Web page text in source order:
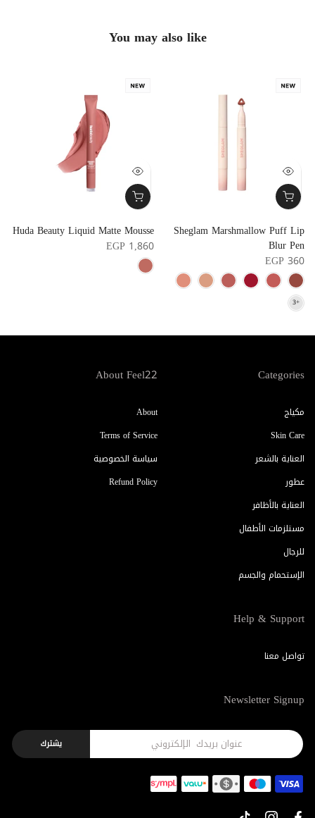
You may also like
Huda Beauty Liquid Matte Mousse
EGP 1,860
Sheglam Marshmallow Puff Lip
Blur Pen
EGP 360
Categories
مكياج
Skin Care
العناية بالشعر
عطور
العناية بالأظافر
مستلزمات الأطفال
للرجال
الإستحمام والجسم
About Feel22
About
Terms of Service
سياسة الخصوصية
Refund Policy
Help & Support
تواصل معنا
Newsletter Signup
يشترك